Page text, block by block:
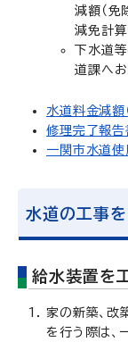
減額（免
減免計算
下水道
道課へお
水道料金減額
修理完了報告
一関市水道
水道の工事
給水装置を
家の新築、改
を行う際は、